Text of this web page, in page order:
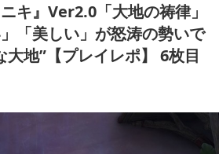
キ』Ver2.0「大地の祷律」
「美しい」が怒涛の勢いで
大地”【プレイレポ】 6枚目